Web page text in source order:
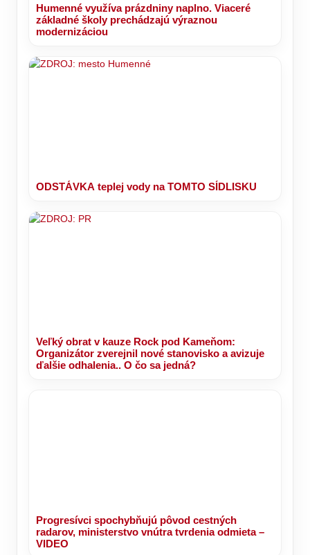
Humenné využíva prázdniny naplno. Viaceré
základné školy prechádzajú výraznou
modernizáciou
ODSTÁVKA teplej vody na TOMTO SÍDLISKU
Veľký obrat v kauze Rock pod Kameňom:
Organizátor zverejnil nové stanovisko a avizuje
ďalšie odhalenia.. O čo sa jedná?
Progresívci spochybňujú pôvod cestných
radarov, ministerstvo vnútra tvrdenia odmieta –
VIDEO